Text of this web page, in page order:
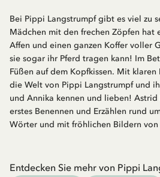
Bei Pippi Langstrumpf gibt es viel zu
Mädchen mit den frechen Zöpfen hat
Affen und einen ganzen Koffer voller
sie sogar ihr Pferd tragen kann! Im
Füßen auf dem Kopfkissen. Mit
die Welt von Pippi Langstrumpf und
und Annika kennen und lieben!
erstes Benennen und Erzählen rund
Wörter und mit fröhlichen Bildern
Entdecken Sie mehr von Pippi